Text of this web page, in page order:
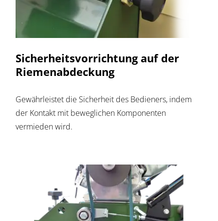
Sicherheitsvorrichtung auf der
Riemenabdeckung
Gewährleistet die Sicherheit des Bedieners, indem
der Kontakt mit beweglichen Komponenten
vermieden wird.